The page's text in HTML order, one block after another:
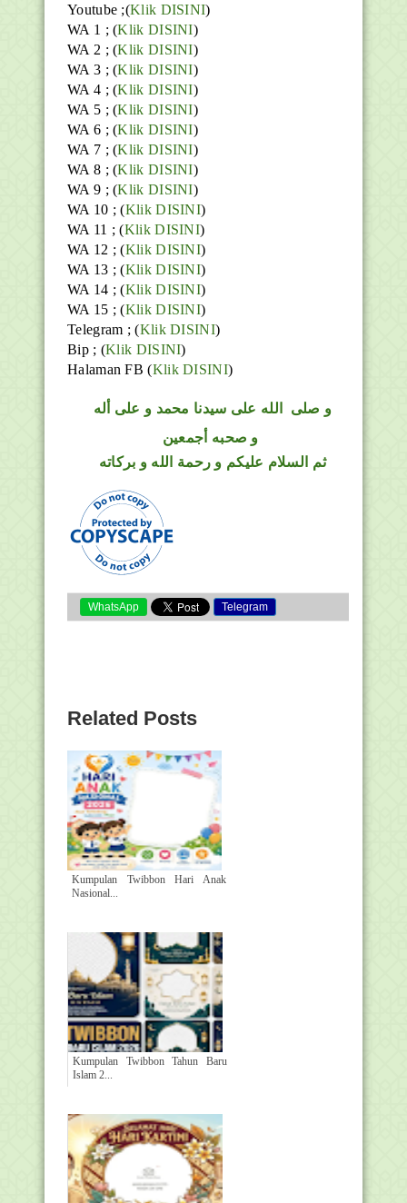
Youtube ;(Klik DISINI)
WA 1 ; (Klik DISINI)
WA 2 ; (Klik DISINI)
WA 3 ; (Klik DISINI)
WA 4 ; (Klik DISINI)
WA 5 ; (Klik DISINI)
WA 6 ; (Klik DISINI)
WA 7 ; (Klik DISINI)
WA 8 ; (Klik DISINI)
WA 9 ; (Klik DISINI)
WA 10 ; (Klik DISINI)
WA 11 ; (Klik DISINI)
WA 12 ; (Klik DISINI)
WA 13 ; (Klik DISINI)
WA 14 ; (Klik DISINI)
WA 15 ; (Klik DISINI)
Telegram ;(Klik DISINI)
Bip ; (Klik DISINI)
Halaman FB(Klik DISINI)
و صلى الله على سيدنا محمد و على أله
و صحبه أجمعين
ثم السلام عليكم و رحمة الله و بركاته
WhatsApp Telegram
Related Posts
Kumpulan Twibbon Hari Anak
Nasional...
Kumpulan Twibbon Tahun Baru
Islam 2...